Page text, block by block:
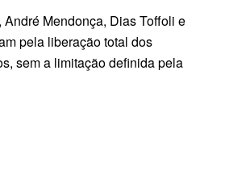
Mendonça, Dias Toffoli e
pela liberação total dos
sem a limitação definida pela